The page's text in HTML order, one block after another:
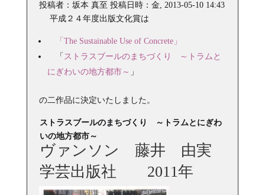
投稿者： 坂本 真至 投稿日時：金, 2013-05-10 14:43
平成２４年度出版文化賞は
「The Sustainable Use of Concrete」
「 ストラスブールのまちづくり ～トラムと
にぎわいの地方都市～ 」
の二作品に決定いたしました。
ストラスブールのまちづくり ～トラムとにぎわ
いの地方都市～
ヴァンソン 藤井 由実
学芸出版社 2011年